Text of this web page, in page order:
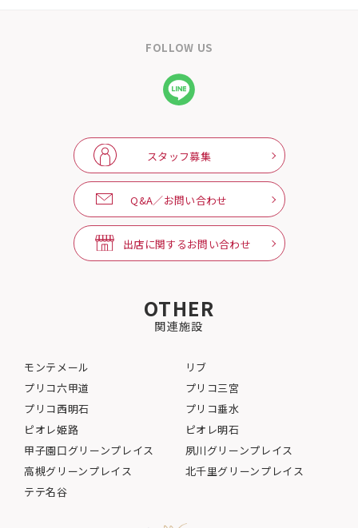
FOLLOW US
スタッフ募集
Q&A／お問い合わせ
出店に関するお問い合わせ
OTHER
関連施設
モンテメール
リブ
プリコ六甲道
プリコ三宮
プリコ西明石
プリコ垂水
ピオレ姫路
ピオレ明石
甲子園口グリーンプレイス
夙川グリーンプレイス
高槻グリーンプレイス
北千里グリーンプレイス
テテ名谷